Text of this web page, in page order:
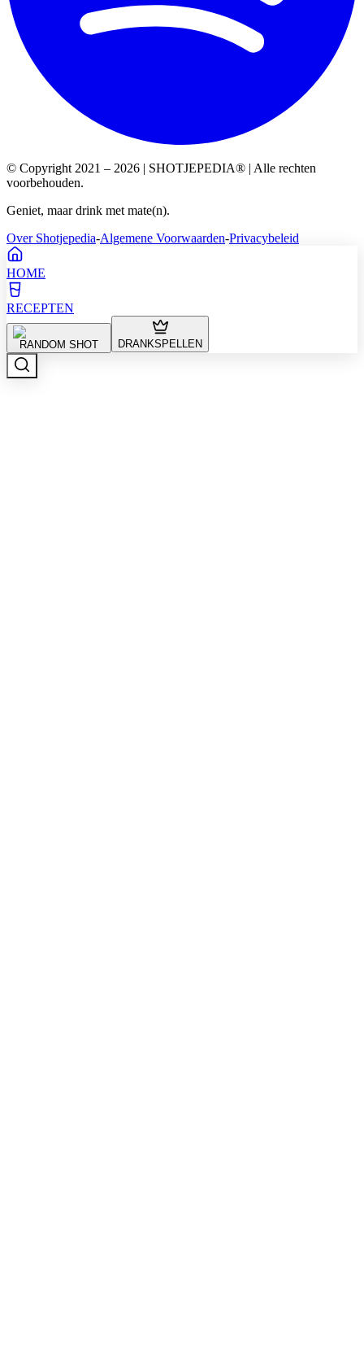
© Copyright 2021 – 2026 | SHOTJEPEDIA® | Alle rechten
voorbehouden.
Geniet, maar drink met mate(n).
Over Shotjepedia-Algemene Voorwaarden-Privacybeleid
HOME
RECEPTEN
RANDOM SHOT DRANKSPELLEN